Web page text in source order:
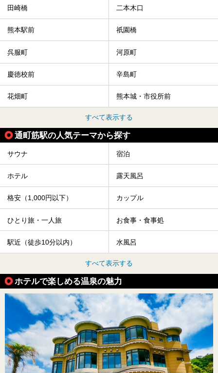
田崎橋 二本木口
熊本駅前 祇園橋
呉服町 河原町
慶徳校前 辛島町
花畑町 熊本城・市役所前
すべて表示する
通町筋駅の人気テーマから探す
サウナ 宿泊
ホテル 露天風呂
格安（1,000円以下） カップル
ひとり旅・一人旅 お食事・食事処
駅近（徒歩10分以内） 水風呂
すべて表示する
ホテルで楽しめる温泉の魅力